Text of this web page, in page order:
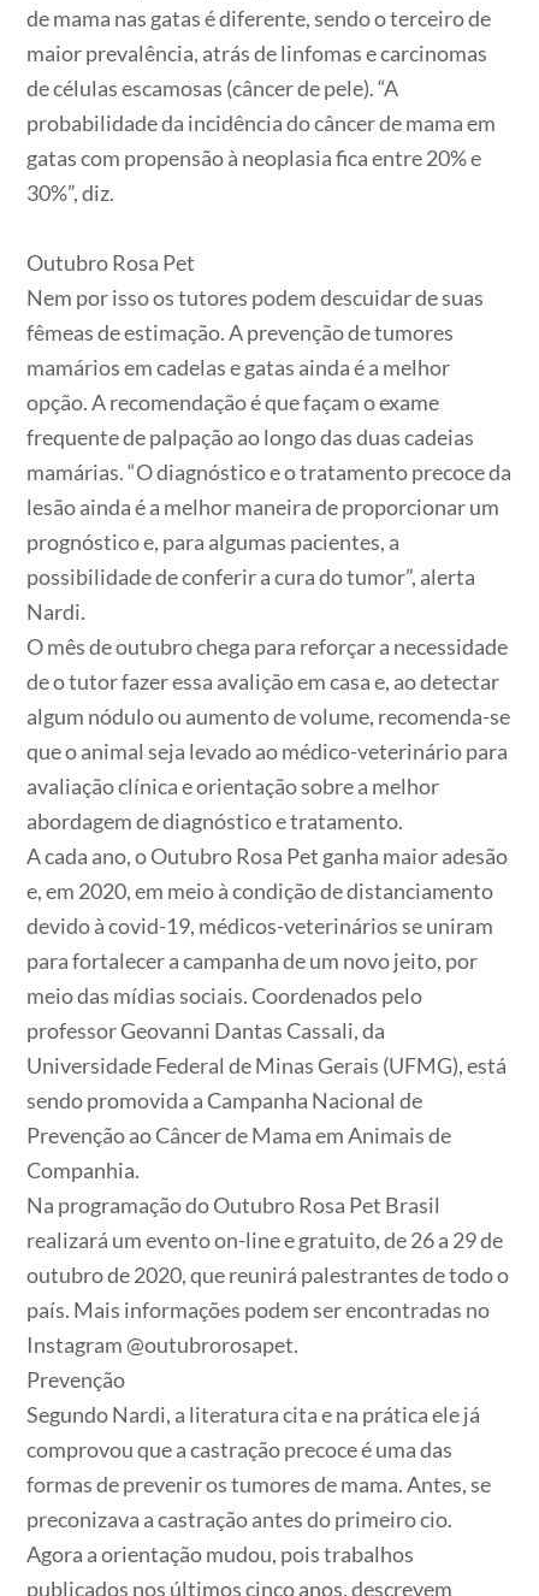
de mama nas gatas é diferente, sendo o terceiro de
maior prevalência, atrás de linfomas e carcinomas
de células escamosas (câncer de pele). “A
probabilidade da incidência do câncer de mama em
gatas com propensão à neoplasia fica entre 20% e
30%”, diz.
Outubro Rosa Pet
Nem por isso os tutores podem descuidar de suas
fêmeas de estimação. A prevenção de tumores
mamários em cadelas e gatas ainda é a melhor
opção. A recomendação é que façam o exame
frequente de palpação ao longo das duas cadeias
mamárias. “O diagnóstico e o tratamento precoce da
lesão ainda é a melhor maneira de proporcionar um
prognóstico e, para algumas pacientes, a
possibilidade de conferir a cura do tumor”, alerta
Nardi.
O mês de outubro chega para reforçar a necessidade
de o tutor fazer essa avalição em casa e, ao detectar
algum nódulo ou aumento de volume, recomenda-se
que o animal seja levado ao médico-veterinário para
avaliação clínica e orientação sobre a melhor
abordagem de diagnóstico e tratamento.
A cada ano, o Outubro Rosa Pet ganha maior adesão
e, em 2020, em meio à condição de distanciamento
devido à covid-19, médicos-veterinários se uniram
para fortalecer a campanha de um novo jeito, por
meio das mídias sociais. Coordenados pelo
professor Geovanni Dantas Cassali, da
Universidade Federal de Minas Gerais (UFMG), está
sendo promovida a Campanha Nacional de
Prevenção ao Câncer de Mama em Animais de
Companhia.
Na programação do Outubro Rosa Pet Brasil
realizará um evento on-line e gratuito, de 26 a 29 de
outubro de 2020, que reunirá palestrantes de todo o
país. Mais informações podem ser encontradas no
Instagram @outubrorosapet.
Prevenção
Segundo Nardi, a literatura cita e na prática ele já
comprovou que a castração precoce é uma das
formas de prevenir os tumores de mama. Antes, se
preconizava a castração antes do primeiro cio.
Agora a orientação mudou, pois trabalhos
publicados nos últimos cinco anos, descrevem